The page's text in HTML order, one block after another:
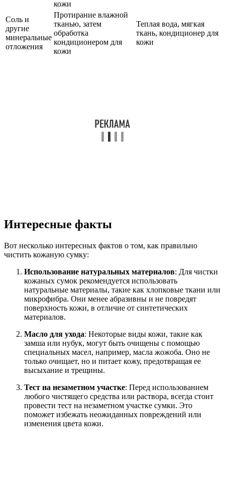
кожи
Соль и
другие
минеральные
отложения
Протирание влажной
тканью, затем
обработка
кондиционером для
кожи
Теплая вода, мягкая
ткань, кондиционер для
кожи
Интересные факты
Вот несколько интересных фактов о том, как правильно
чистить кожаную сумку:
Использование натуральных материалов: Для чистки
кожаных сумок рекомендуется использовать
натуральные материалы, такие как хлопковые ткани или
микрофибра. Они менее абразивны и не повредят
поверхность кожи, в отличие от синтетических
материалов.
Масло для ухода: Некоторые виды кожи, такие как
замша или нубук, могут быть очищены с помощью
специальных масел, например, масла жожоба. Оно не
только очищает, но и питает кожу, предотвращая ее
высыхание и трещины.
Тест на незаметном участке: Перед использованием
любого чистящего средства или раствора, всегда стоит
провести тест на незаметном участке сумки. Это
поможет избежать неожиданных повреждений или
изменения цвета кожи.